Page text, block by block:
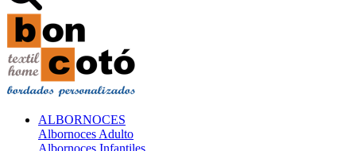
ALBORNOCES
Albornoces Adulto
Albornoces Infantiles